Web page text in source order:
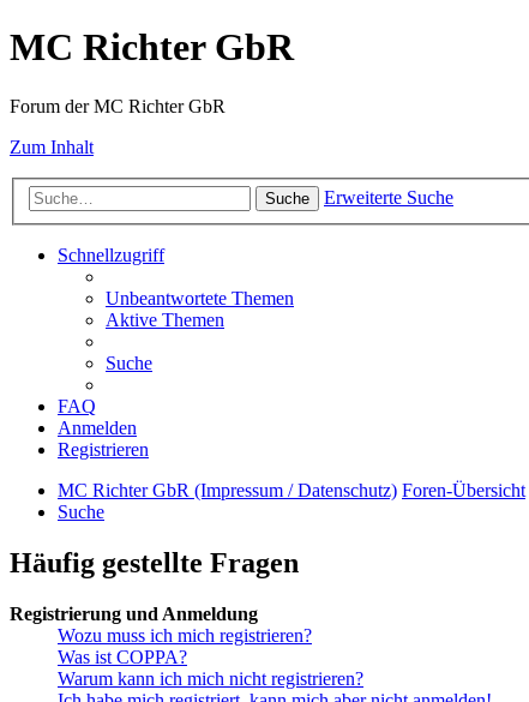
MC Richter GbR
Forum der MC Richter GbR
Zum Inhalt
Suche Erweiterte Suche
Schnellzugriff
Unbeantwortete Themen
Aktive Themen
Suche
FAQ
Anmelden
Registrieren
MC Richter GbR (Impressum / Datenschutz) Foren-Übersicht
Suche
Häufig gestellte Fragen
Registrierung und Anmeldung
Wozu muss ich mich registrieren?
Was ist COPPA?
Warum kann ich mich nicht registrieren?